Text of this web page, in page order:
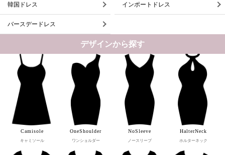
韓国ドレス インポートドレス
バースデードレス
デザインから探す
Camisole
キャミソール
OneShoulder
ワンショルダー
NoSleeve
ノースリーブ
HalterNeck
ホルターネック